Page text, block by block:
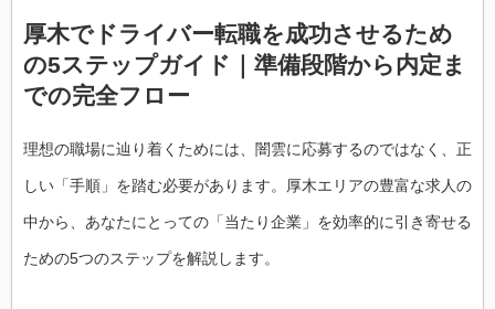
厚木でドライバー転職を成功させるため
の5ステップガイド｜準備段階から内定ま
での完全フロー
理想の職場に辿り着くためには、闇雲に応募するのではなく、正
しい「手順」を踏む必要があります。厚木エリアの豊富な求人の
中から、あなたにとっての「当たり企業」を効率的に引き寄せる
ための5つのステップを解説します。